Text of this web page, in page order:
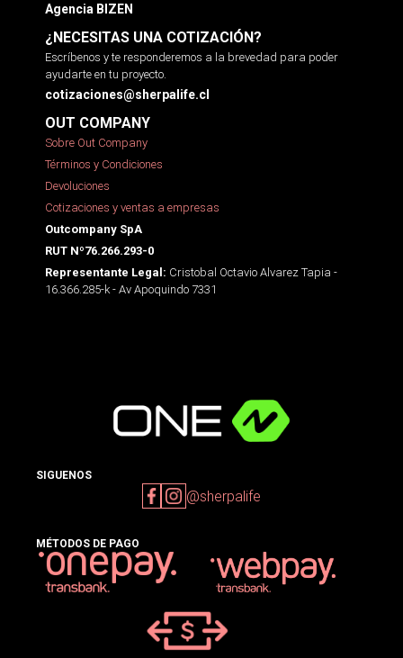
Agencia BIZEN
¿NECESITAS UNA COTIZACIÓN?
Escríbenos y te responderemos a la brevedad para poder
ayudarte en tu proyecto.
cotizaciones@sherpalife.cl
OUT COMPANY
Sobre Out Company
Términos y Condiciones
Devoluciones
Cotizaciones y ventas a empresas
Outcompany SpA
RUT Nº76.266.293-0
Representante Legal: Cristobal Octavio Alvarez Tapia -
16.366.285-k - Av Apoquindo 7331
SIGUENOS
@sherpalife
MÉTODOS DE PAGO